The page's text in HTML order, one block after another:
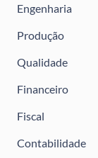
Engenharia
Produção
Qualidade
Financeiro
Fiscal
Contabilidade